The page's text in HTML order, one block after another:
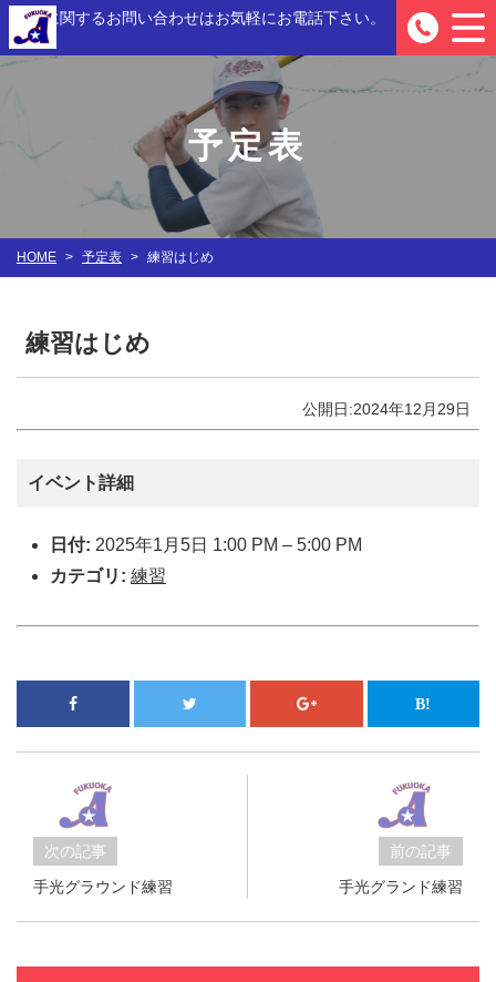
入部に関するお問い合わせはお気軽にお電話下さい。
予定表
HOME > 予定表 > 練習はじめ
練習はじめ
公開日:2024年12月29日
イベント詳細
日付: 2025年1月5日 1:00 PM – 5:00 PM
カテゴリ: 練習
次の記事
手光グラウンド練習
前の記事
手光グランド練習